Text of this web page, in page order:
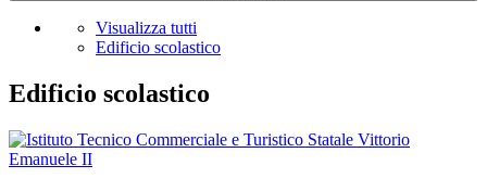
Visualizza tutti
Edificio scolastico
Edificio scolastico